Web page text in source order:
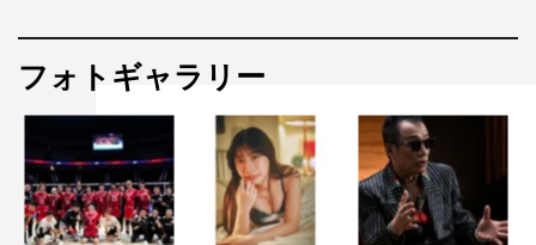
フォトギャラリー